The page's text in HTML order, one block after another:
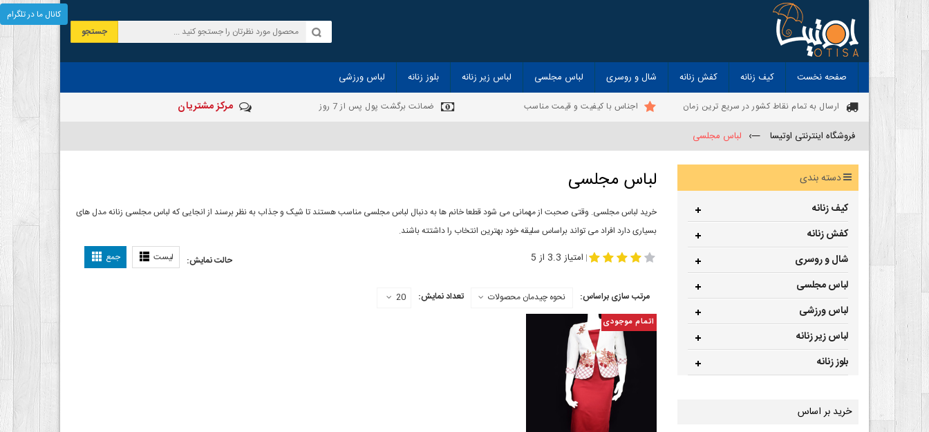
جستجو
صفحه نخست کیف زنانه کفش زنانه شال و روسری لباس مجلسی لباس زیر زنانه بلوز زنانه لباس ورزشی
ارسال به تمام نقاط کشور در سریع ترین زمان اجناس با کیفیت و قیمت مناسب ضمانت برگشت پول پس از 7 روز مرکز مشتریان
فروشگاه اینترنتی اوتیسا —› لباس مجلسی
لباس مجلسی
خرید لباس مجلسی. وقتی صحبت از مهمانی می شود قطعا خانم ها به دنبال لباس مجلسی مناسب هستند تا شیک و جذاب به نظر برسند از انجایی که لباس مجلسی زنانه مدل های
بسیاری دارد افراد می تواند براساس سلیقه خود بهترین انتخاب را داشتته باشند.
حالت نمایش: لیست جمع | امتیاز 3.3 از 5
مرتب سازی براساس: نحوه چیدمان محصولات تعداد نمایش: 20
اتمام موجودی
دسته بندی
کیف زنانه
کفش زنانه
شال و روسری
لباس مجلسی
لباس ورزشی
لباس زیر زنانه
بلوز زنانه
خرید بر اساس
کانال ما در تلگرام